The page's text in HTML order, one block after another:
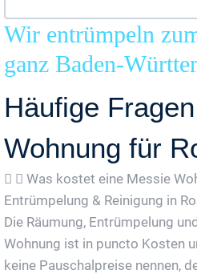
Wir entrümpeln
ganz Baden-
Häufige
Wohnung für
Was kostet eine Messie
Entrümpelung & Reinigung in
Die Räumung, Entrümpelung
Wohnung ist in puncto Kosten
keine Pauschalpreise nennen,